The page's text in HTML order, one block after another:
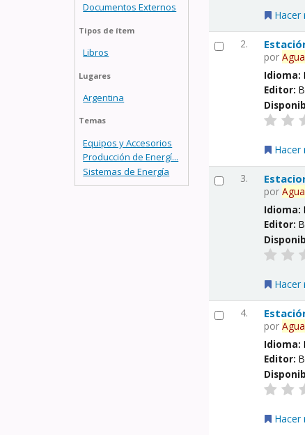
Documentos Externos
Tipos de ítem
Libros
Lugares
Argentina
Temas
Equipos y Accesorios
Producción de Energí...
Sistemas de Energía
Hacer
2.
porAgua
Idioma:
Editor:
Hacer
3.
porAgua
Idioma:
Editor:
Hacer
4.
porAgua
Idioma:
Editor:
Hacer